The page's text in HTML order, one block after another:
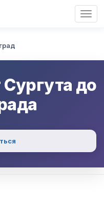
Сургута до